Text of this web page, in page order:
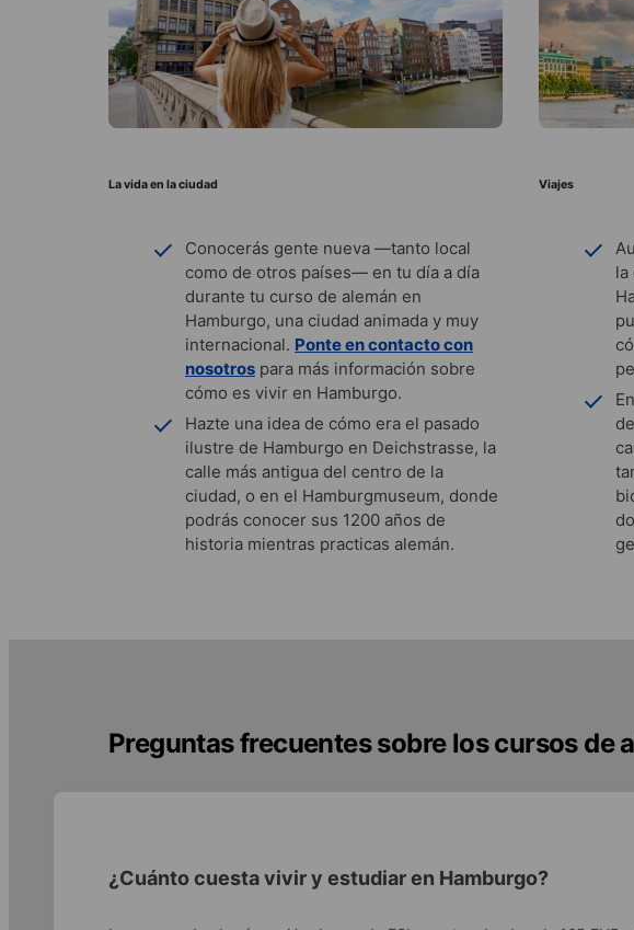
La vida en la ciudad
Conocerás gente nueva —tanto local
como de otros países— en tu día a día
durante tu curso de alemán en
Hamburgo, una ciudad animada y muy
internacional. Ponte en contacto con
nosotros para más información sobre
cómo es vivir en Hamburgo.
Hazte una idea de cómo era el pasado
ilustre de Hamburgo en Deichstrasse, la
calle más antigua del centro de la
ciudad, o en el Hamburgmuseum, donde
podrás conocer sus 1200 años de
historia mientras practicas alemán.
Viajes
la
Preguntas frecuentes sobre los cursos de
¿Cuánto cuesta vivir y estudiar en Hamburgo?